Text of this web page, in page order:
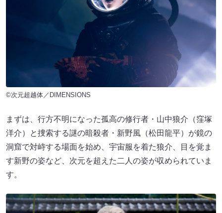
©次元超越体／DIMENSIONS
まずは、行方不明になった孤高の修行者・山中狼介（窪塚
洋介）と捜索する謎の暗殺者・新野風（松田龍平）が鏡の
洞窟で対峙する場面を始め、宇宙服を着た狼介、目を覚ま
す新野の姿など、次元を超えた二人の姿が収められていま
す。